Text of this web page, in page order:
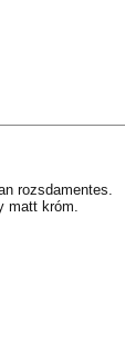
rozsdamentes.
matt króm.